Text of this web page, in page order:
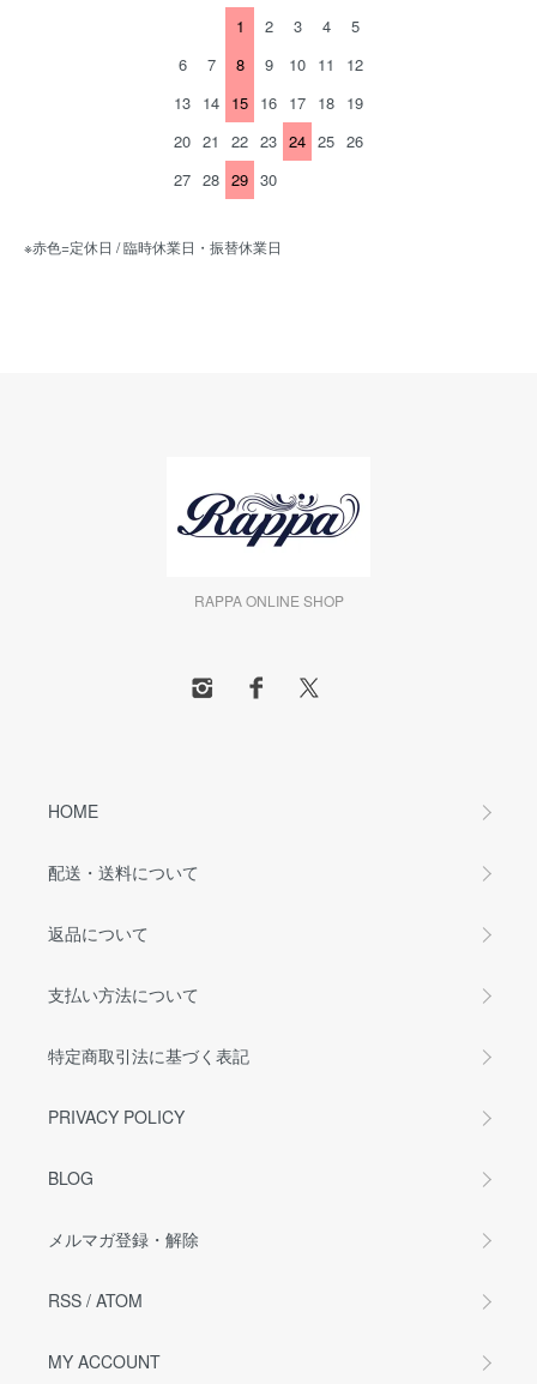
1
2 3 4
5
6
7 8 9 10 11
12
13 14 15 16 17 18 19
20 21 22 23 24 25 26
27 28 29 30
※赤色=定休日 / 臨時休業日・振替休業日
RAPPA ONLINE SHOP
HOME
配送・送料について
返品について
支払い方法について
特定商取引法に基づく表記
PRIVACY POLICY
BLOG
メルマガ登録・解除
RSS / ATOM
MY ACCOUNT